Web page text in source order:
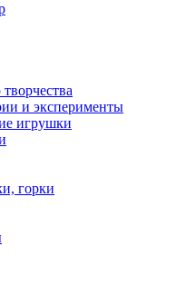
и эксперименты
игрушки
горки